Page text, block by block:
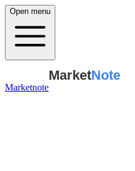
Open menu
Marketnote
MarketNote